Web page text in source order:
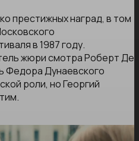
престижных наград, в том
в 1987 году.
жюри смотра Роберт Де
Федора Дунаевского
роли, но Георгий